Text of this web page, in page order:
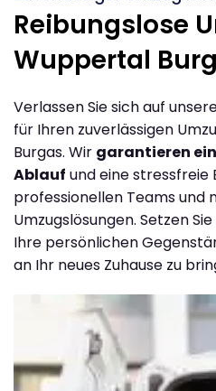
Reibungslose
Wuppertal
Verlassen Sie sich auf
für Ihren zuverlässigen
Burgas. Wir garantieren
Ablauf und eine stressfreie
professionellen Teams und
Umzugslösungen. Setzen
Ihre persönlichen
an Ihr neues Zuhause zu